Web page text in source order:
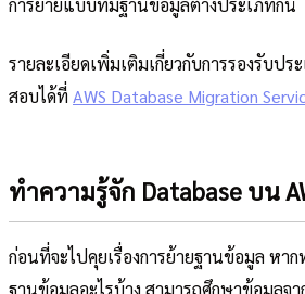
รายละเอียดเพิ่มเติมเกี่ยวกับการรองรับป
สอบได้ที่ AWS Database Migration
ทำความรู้จัก Database บน
ก่อนที่จะไปคุยเรื่องการย้ายฐานข้อมูล หาก